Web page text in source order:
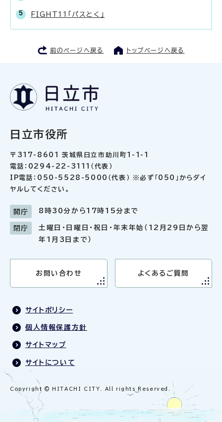
FIGHT11「パスとく」
前のページへ戻る トップページへ戻る
日立市役所
〒317-8601 茨城県日立市助川町1-1-1
電話：0294-22-3111（代表）
IP電話：050-5528-5000（代表） ※必ず「050」からダイ
ヤルしてください。
開庁 8時30分から17時15分まで
閉庁
土曜日・日曜日・祝日・年末年始（12月29日から翌
年1月3日まで）
お問い合わせ よくあるご質問
サイトポリシー
個人情報保護方針
サイトマップ
サイトについて
Copyright © HITACHI CITY. All rights Reserved.